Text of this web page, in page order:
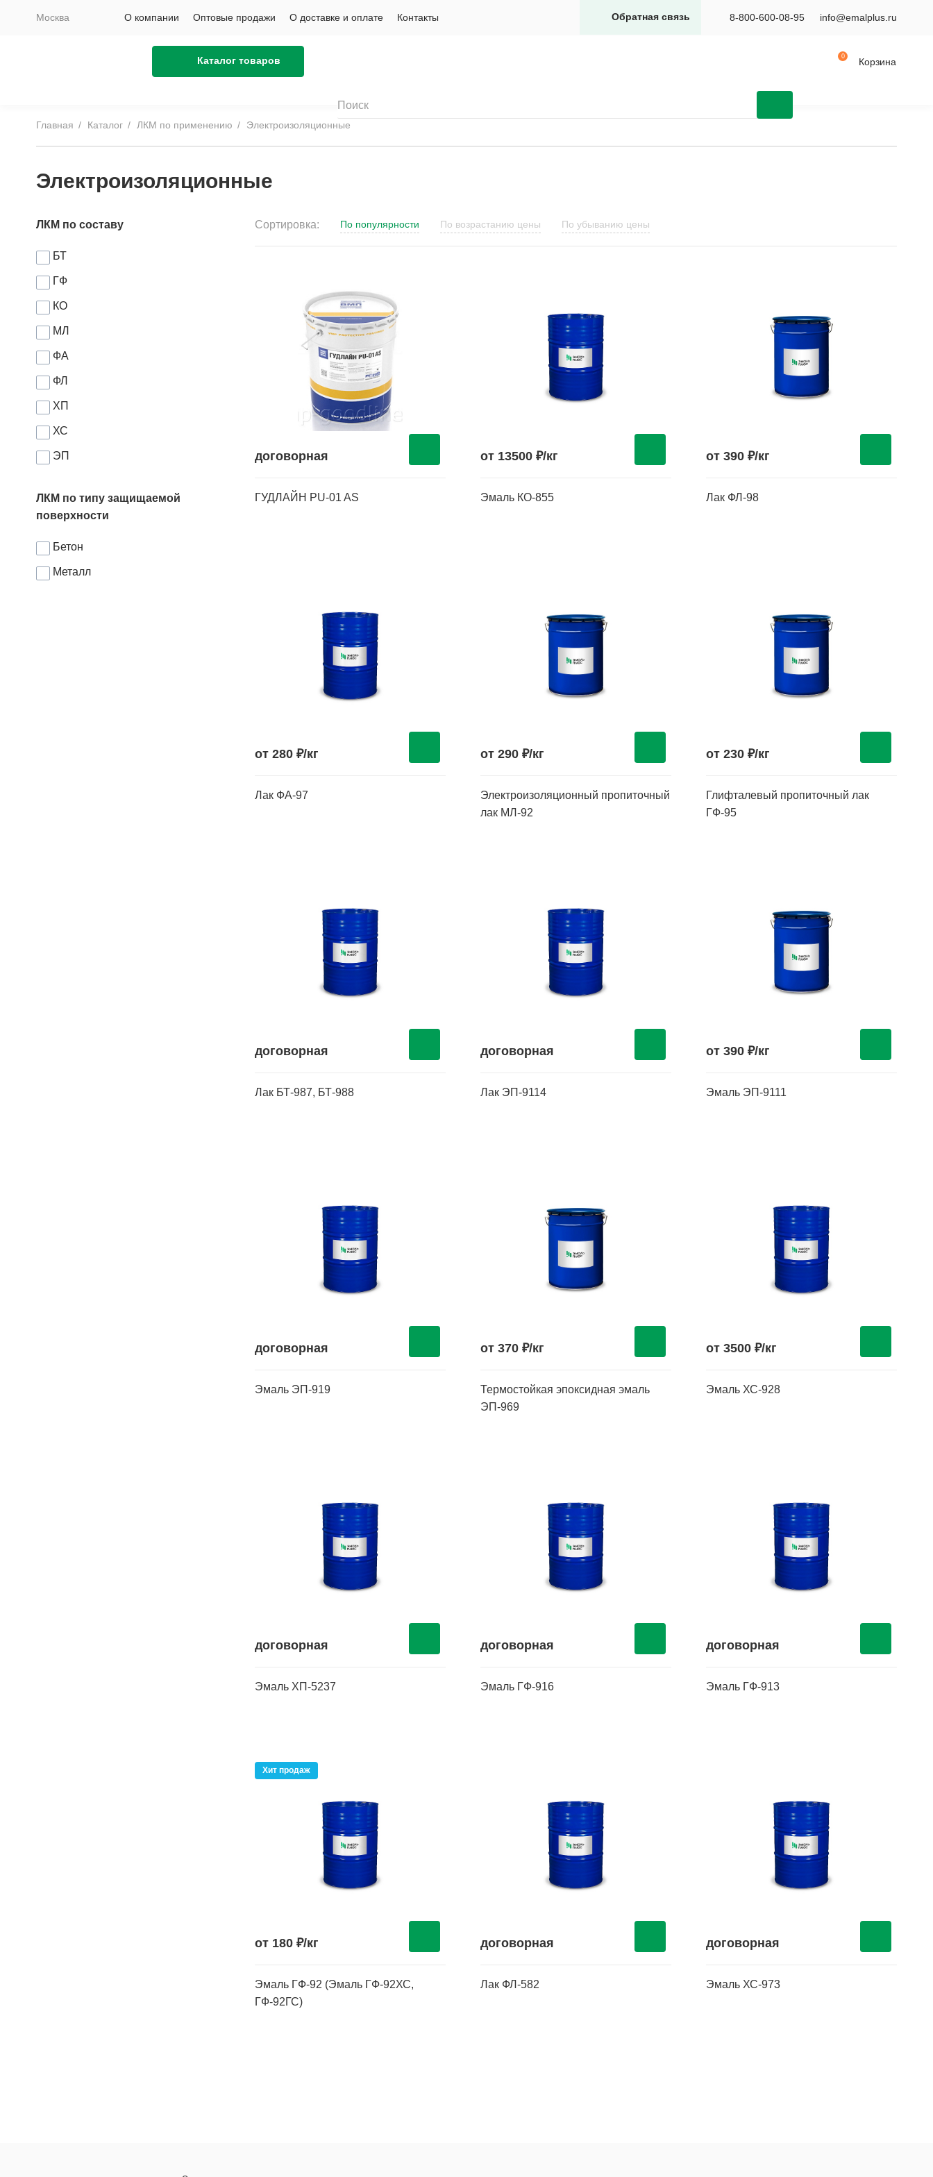
Москва
Каталог товаров
О компании Оптовые продажи О доставке и оплате Контакты 8-800-600-08-95 info@emalplus.ru
Обратная связь
Корзина
Главная Каталог ЛКМ по применению Электроизоляционные
Электроизоляционные
ЛКМ по составу
БТ
ГФ
КО
МЛ
ФА
ФЛ
ХП
ХС
ЭП
ЛКМ по типу защищаемой
поверхности
Бетон
Металл
Сортировка: По популярности По возрастанию цены По убыванию цены
договорная
ГУДЛАЙН PU-01 AS
от 13500 ₽/кг
Эмаль КО-855
от 390 ₽/кг
Лак ФЛ-98
от 280 ₽/кг
Лак ФА-97
от 290 ₽/кг
Электроизоляционный пропиточный
лак МЛ-92
от 230 ₽/кг
Глифталевый пропиточный лак
ГФ-95
договорная
Лак БТ-987, БТ-988
договорная
Лак ЭП-9114
от 390 ₽/кг
Эмаль ЭП-9111
договорная
Эмаль ЭП-919
от 370 ₽/кг
Термостойкая эпоксидная эмаль
ЭП-969
от 3500 ₽/кг
Эмаль ХС-928
договорная
Эмаль ХП-5237
договорная
Эмаль ГФ-916
договорная
Эмаль ГФ-913
Хит продаж
от 180 ₽/кг
Эмаль ГФ-92 (Эмаль ГФ-92ХС,
ГФ-92ГС)
договорная
Лак ФЛ-582
договорная
Эмаль ХС-973